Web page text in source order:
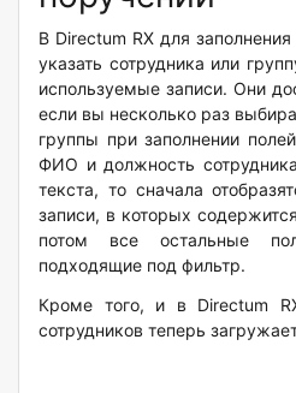
В Directum RX для
указать сотрудника или
используемые записи. Они
если вы несколько раз
группы при заполнении
ФИО и должность
текста, то сначала
записи, в которых
потом все остальные
подходящие под фильтр.
Кроме того, и в Directum
сотрудников теперь